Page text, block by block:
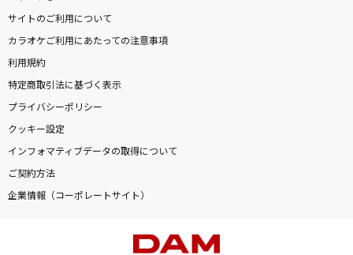
きゃわぽっぴんどぅー
会心の一撃
RADWIMPS
しわあわせ
サイトのご利用について
カラオケご利用にあたっての注意事項
利用規約
特定商取引法に基づく表示
プライバシーポリシー
クッキー設定
インフォマティブデータの取得について
ご契約方法
企業情報（コーポレートサイト）